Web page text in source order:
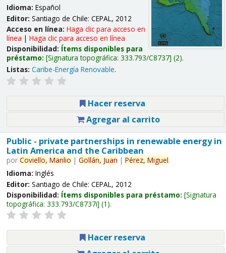
Idioma: Español
Editor: Santiago de Chile: CEPAL, 2012
Acceso en línea: Haga clic para acceso en
línea | Haga clic para acceso en línea
Disponibilidad: Ítems disponibles para
préstamo: Signatura topográfica: 333.793/C8737 (2).
Listas: Caribe-Energía Renovable.
Hacer reserva
Agregar al carrito
Public - private partnerships in renewable energy in
Latin America and the Caribbean
por Coviello, Manlio | Gollán, Juan | Pérez, Miguel.
Idioma: Inglés
Editor: Santiago de Chile: CEPAL, 2012
Disponibilidad: Ítems disponibles para préstamo: Signatura
topográfica: 333.793/C8737i (1).
Hacer reserva